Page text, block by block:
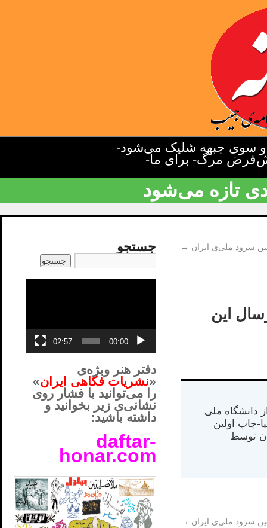
سوی جبهه شلیک می‌شود-
مرگ- برای ما-
تازه می‌شود
سرود ملی‌ی ایران →
این
از دانشگاه ملی
در کالیفرنیا-چاپ اولین
در سال ۱۳۸۴ در ایران توسط
سرود ملی‌ی ایران →
جستجو
00:00
02:57
دفتر هنر وبژه‌ی
«نشریات فکاهی ایران»
را می‌توانید با فشار روی
نشانی‌ی زیر بخوانید و
داشته باشید:
daftar-
honar.com